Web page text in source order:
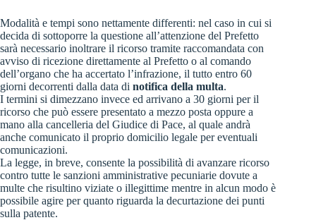
Modalità e tempi sono nettamente differenti: nel caso in cui si
decida di sottoporre la questione all’attenzione del Prefetto
sarà necessario inoltrare il ricorso tramite raccomandata con
avviso di ricezione direttamente al Prefetto o al comando
dell’organo che ha accertato l’infrazione, il tutto entro 60
giorni decorrenti dalla data di notifica della multa.
I termini si dimezzano invece ed arrivano a 30 giorni per il
ricorso che può essere presentato a mezzo posta oppure a
mano alla cancelleria del Giudice di Pace, al quale andrà
anche comunicato il proprio domicilio legale per eventuali
comunicazioni.
La legge, in breve, consente la possibilità di avanzare ricorso
contro tutte le sanzioni amministrative pecuniarie dovute a
multe che risultino viziate o illegittime mentre in alcun modo è
possibile agire per quanto riguarda la decurtazione dei punti
sulla patente.